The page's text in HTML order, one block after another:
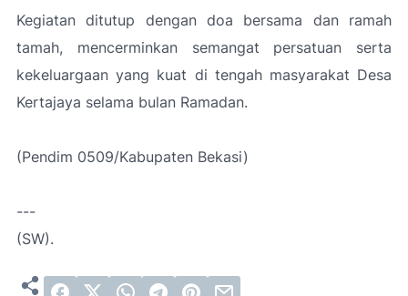
Kegiatan ditutup dengan doa bersama dan ramah
tamah, mencerminkan semangat persatuan serta
kekeluargaan yang kuat di tengah masyarakat Desa
Kertajaya selama bulan Ramadan.
(Pendim 0509/Kabupaten Bekasi)
---
(SW).